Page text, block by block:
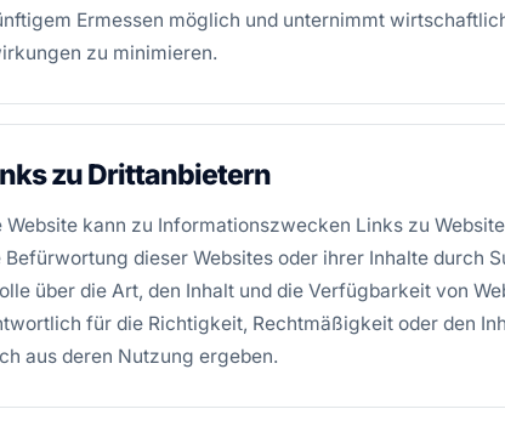
Ermessen möglich und unternimmt
zu minimieren.
zu Drittanbietern
Website kann zu Informationszwecken Links zu
Befürwortung dieser Websites oder ihrer Inhalte durch
über die Art, den Inhalt und die Verfügbarkeit von
für die Richtigkeit, Rechtmäßigkeit oder den
aus deren Nutzung ergeben.